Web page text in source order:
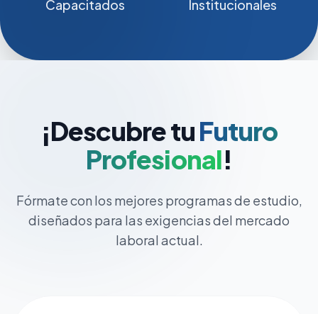
Capacitados
Institucionales
¡Descubre tuFuturo
Profesional!
Fórmate con los mejores programas de estudio,
diseñados para las exigencias del mercado
laboral actual.